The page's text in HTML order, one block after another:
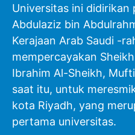
Universitas ini didirikan
Abdulaziz bin
Kerajaan Arab Saudi -
mempercayakan
Ibrahim Al-Sheikh,
saat itu, untuk
kota Riyadh, yang
pertama universitas.